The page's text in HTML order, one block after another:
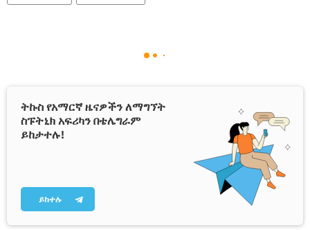
ትኩስ የአማርኛ ዜናዎችን ለማግኘት
ስፑትኒክ አፍሪካን በቴሌግራም
ይከታተሉ!
ይከተሉ